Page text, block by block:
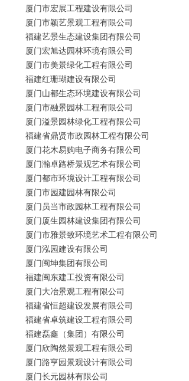
厦门市宏展工程建设有限公司
厦门市颖艺景观工程有限公司
福建艺景生态建设集团有限公司
厦门宏旭达园林环境有限公司
厦门市美景绿化工程有限公司
福建红珊瑚建设有限公司
厦门山都生态环境建设有限公司
厦门市融景园林工程有限公司
厦门溢景园林绿化工程有限公司
福建省鼎贤市政园林工程有限公司
厦门花木易购电子商务有限公司
厦门瀚卓路桥景观艺术有限公司
厦门都市环境设计工程有限公司
厦门市园建园林有限公司
厦门员当市政园林工程有限公司
厦门厦生园林建设集团有限公司
厦门市雅景致环境艺术工程有限公司
厦门泓园建设有限公司
厦门闽坤集团有限公司
福建闽东建工投资有限公司
厦门大冶景观工程有限公司
福建省恒超建设发展有限公司
福建省卓筑建设工程有限公司
福建磊鑫（集团）有限公司
厦门欣陶然景观工程有限公司
厦门路亨园景观设计有限公司
厦门长元园林有限公司